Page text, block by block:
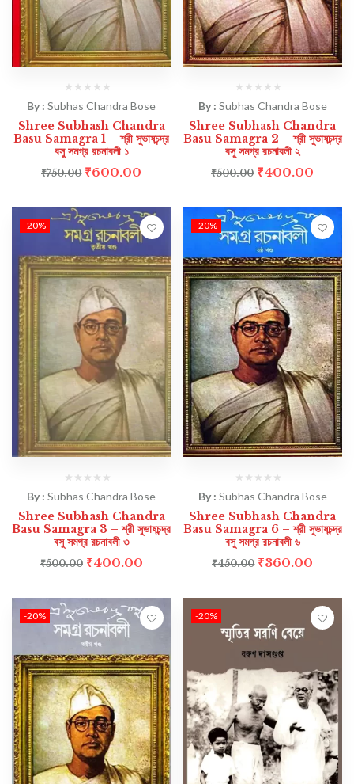
By :Subhas Chandra Bose
Shree Subhash Chandra
Basu Samagra 1 – শ্রী সুভাষচন্দ্র
বসু সমগ্র রচনাবলী ১
₹750.00 ₹600.00
By : Subhas Chandra Bose
Shree Subhash Chandra
Basu Samagra 2 – শ্রী সুভাষচন্দ্র
বসু সমগ্র রচনাবলী ২
₹500.00 ₹400.00
-20%
By :Subhas Chandra Bose
Shree Subhash Chandra
Basu Samagra 3 – শ্রী সুভাষচন্দ্র
বসু সমগ্র রচনাবলী ৩
₹500.00 ₹400.00
-20%
By : Subhas Chandra Bose
Shree Subhash Chandra
Basu Samagra 6 – শ্রী সুভাষচন্দ্র
বসু সমগ্র রচনাবলী ৬
₹450.00 ₹360.00
-20% -20%